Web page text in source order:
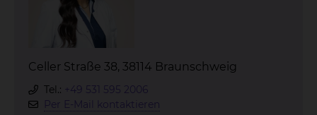
Celler Straße 38, 38114 Braunschweig
Tel.: +49 531 595 2006
Per E-Mail kontaktieren